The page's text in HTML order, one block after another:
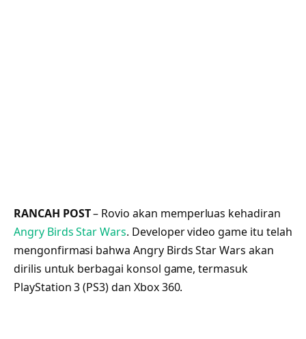
RANCAH POST– Rovio akan memperluas kehadiran
Angry Birds Star Wars. Developer video game itu telah
mengonfirmasi bahwa Angry Birds Star Wars akan
dirilis untuk berbagai konsol game, termasuk
PlayStation 3 (PS3) dan Xbox 360.